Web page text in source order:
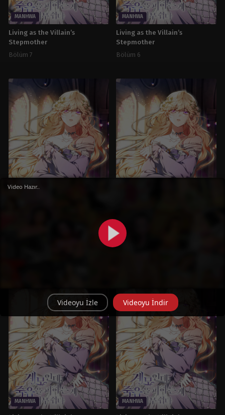
MANHWA
Living as the Villain’s
Stepmother
Bölüm 7
MANHWA
Living as the Villain’s
Stepmother
Bölüm 6
Living as the Villain’s
Stepmother
Bölüm 4
MANHWA MANHWA
Video Hazır..
Videoyu İzle Videoyu İndir